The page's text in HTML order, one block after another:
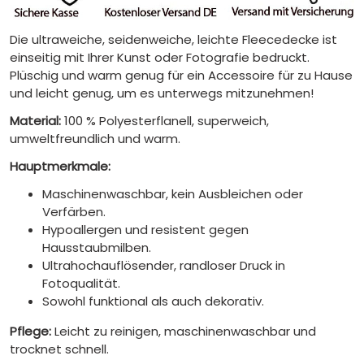
Die ultraweiche, seidenweiche, leichte Fleecedecke ist
einseitig mit Ihrer Kunst oder Fotografie bedruckt.
Plüschig und warm genug für ein Accessoire für zu Hause
und leicht genug, um es unterwegs mitzunehmen!
Material:100 % Polyesterflanell, superweich,
umweltfreundlich und warm.
Hauptmerkmale:
Maschinenwaschbar, kein Ausbleichen oder
Verfärben.
Hypoallergen und resistent gegen
Hausstaubmilben.
Ultrahochauflösender, randloser Druck in
Fotoqualität.
Sowohl funktional als auch dekorativ.
Pflege:Leicht zu reinigen, maschinenwaschbar und
trocknet schnell.